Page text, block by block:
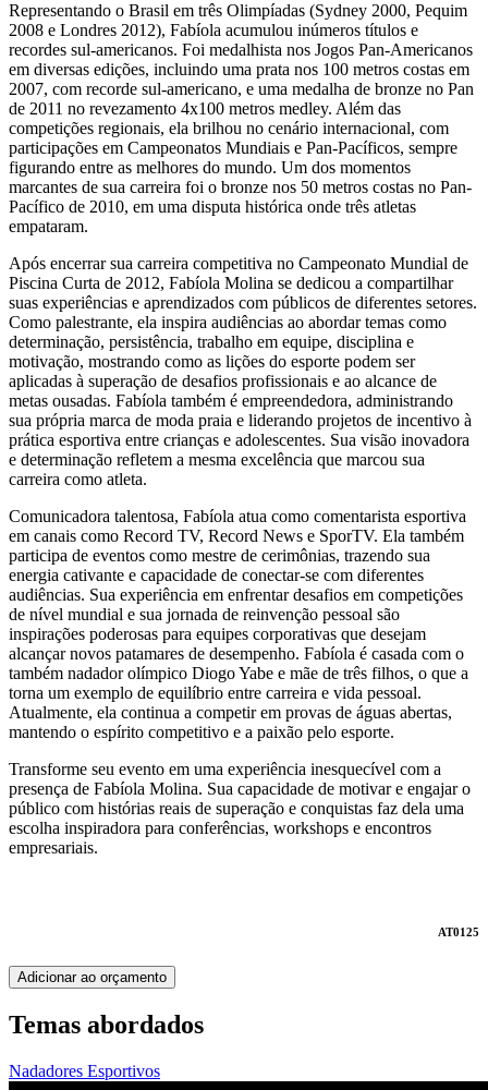
Representando o Brasil em três Olimpíadas (Sydney 2000, Pequim
2008 e Londres 2012), Fabíola acumulou inúmeros títulos e
recordes sul-americanos. Foi medalhista nos Jogos Pan-Americanos
em diversas edições, incluindo uma prata nos 100 metros costas em
2007, com recorde sul-americano, e uma medalha de bronze no Pan
de 2011 no revezamento 4x100 metros medley. Além das
competições regionais, ela brilhou no cenário internacional, com
participações em Campeonatos Mundiais e Pan-Pacíficos, sempre
figurando entre as melhores do mundo. Um dos momentos
marcantes de sua carreira foi o bronze nos 50 metros costas no Pan-
Pacífico de 2010, em uma disputa histórica onde três atletas
empataram.
Após encerrar sua carreira competitiva no Campeonato Mundial de
Piscina Curta de 2012, Fabíola Molina se dedicou a compartilhar
suas experiências e aprendizados com públicos de diferentes setores.
Como palestrante, ela inspira audiências ao abordar temas como
determinação, persistência, trabalho em equipe, disciplina e
motivação, mostrando como as lições do esporte podem ser
aplicadas à superação de desafios profissionais e ao alcance de
metas ousadas. Fabíola também é empreendedora, administrando
sua própria marca de moda praia e liderando projetos de incentivo à
prática esportiva entre crianças e adolescentes. Sua visão inovadora
e determinação refletem a mesma excelência que marcou sua
carreira como atleta.
Comunicadora talentosa, Fabíola atua como comentarista esportiva
em canais como Record TV, Record News e SporTV. Ela também
participa de eventos como mestre de cerimônias, trazendo sua
energia cativante e capacidade de conectar-se com diferentes
audiências. Sua experiência em enfrentar desafios em competições
de nível mundial e sua jornada de reinvenção pessoal são
inspirações poderosas para equipes corporativas que desejam
alcançar novos patamares de desempenho. Fabíola é casada com o
também nadador olímpico Diogo Yabe e mãe de três filhos, o que a
torna um exemplo de equilíbrio entre carreira e vida pessoal.
Atualmente, ela continua a competir em provas de águas abertas,
mantendo o espírito competitivo e a paixão pelo esporte.
Transforme seu evento em uma experiência inesquecível com a
presença de Fabíola Molina. Sua capacidade de motivar e engajar o
público com histórias reais de superação e conquistas faz dela uma
escolha inspiradora para conferências, workshops e encontros
empresariais.
AT0125
Adicionar ao orçamento
Temas abordados
Nadadores Esportivos